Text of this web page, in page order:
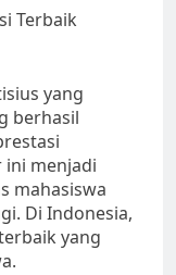
Terbaik
yang
berhasil
ini menjadi
mahasiswa
Di Indonesia,
yang